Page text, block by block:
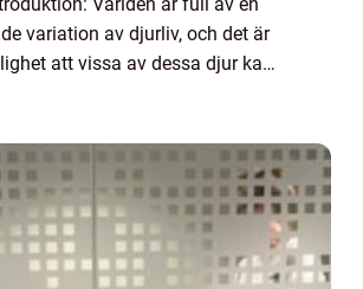
variation av djurliv, och det är
att vissa av dessa djur kan